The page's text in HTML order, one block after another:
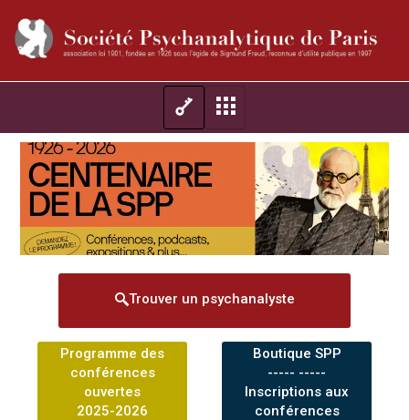
Trouver un psychanalyste
Programme des
conférences
ouvertes
2025-2026
Boutique SPP
----- -----
Inscriptions aux
conférences